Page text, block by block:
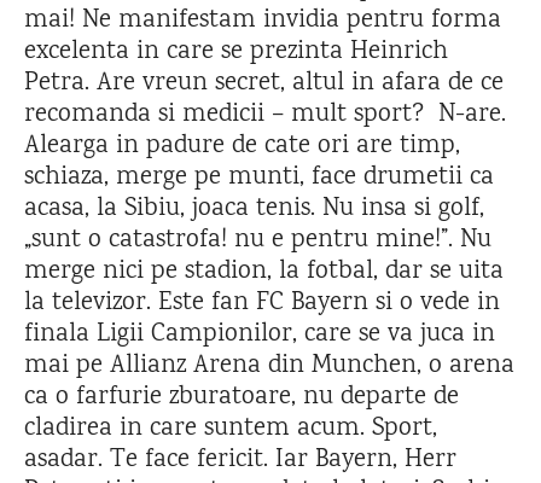
mai! Ne manifestam invidia pentru forma
excelenta in care se prezinta Heinrich
Petra. Are vreun secret, altul in afara de ce
recomanda si medicii – mult sport? N-are.
Alearga in padure de cate ori are timp,
schiaza, merge pe munti, face drumetii ca
acasa, la Sibiu, joaca tenis. Nu insa si golf,
„sunt o catastrofa! nu e pentru mine!”. Nu
merge nici pe stadion, la fotbal, dar se uita
la televizor. Este fan FC Bayern si o vede in
finala Ligii Campionilor, care se va juca in
mai pe Allianz Arena din Munchen, o arena
ca o farfurie zburatoare, nu departe de
cladirea in care suntem acum. Sport,
asadar. Te face fericit. Iar Bayern, Herr